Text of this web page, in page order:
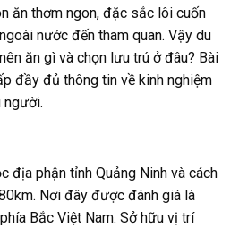
ăn thơm ngon, đặc sắc lôi cuốn
nước đến tham quan. Vậy du
ăn gì và chọn lưu trú ở đâu? Bài
đầy đủ thông tin về kinh nghiệm
người.
địa phận tỉnh Quảng Ninh và cách
Nơi đây được đánh giá là
Bắc Việt Nam. Sở hữu vị trí